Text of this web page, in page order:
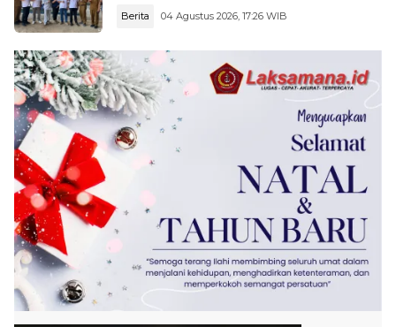
Berita 04 Agustus 2026, 17:26 WIB